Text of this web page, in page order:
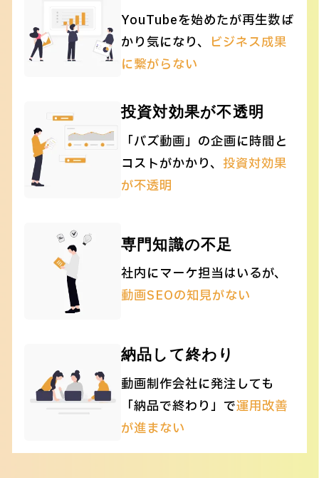
YouTubeを始めたが再生数ば
かり気になり、 ビジネス成果
に繋がらない
投資対効果が不透明
「バズ動画」の企画に時間と
コストがかかり、投資対効果
が不透明
専門知識の不足
社内にマーケ担当はいるが、
動画SEOの知見がない
納品して終わり
動画制作会社に発注しても
「納品で終わり」で運用改善
が進まない